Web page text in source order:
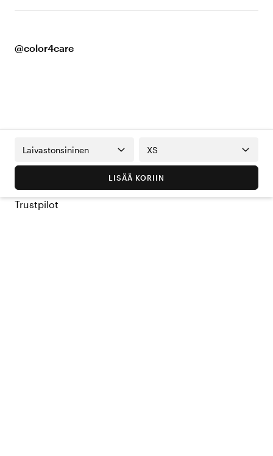
@color4care
Laivastonsininen XS
LISÄÄ KORIIN
Trustpilot